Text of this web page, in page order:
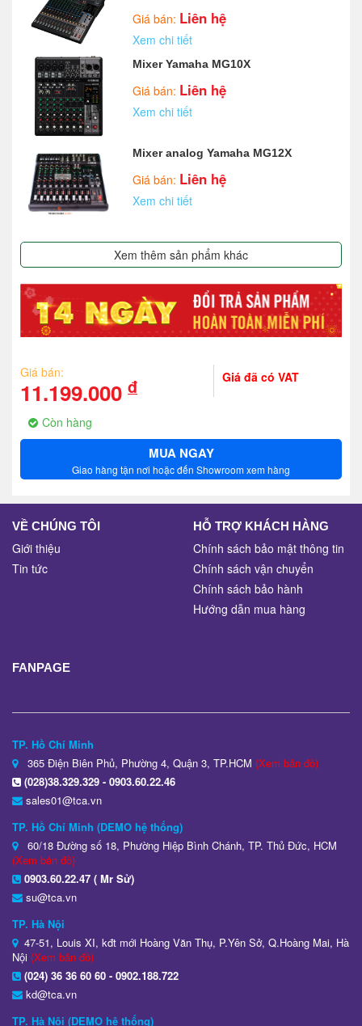
Giá bán: Liên hệ
Xem chi tiết
Mixer Yamaha MG10X
Giá bán: Liên hệ
Xem chi tiết
Mixer analog Yamaha MG12X
Giá bán: Liên hệ
Xem chi tiết
Xem thêm sản phẩm khác
Giá bán:
11.199.000 đ Giá đã có VAT
Còn hàng
MUA NGAY
Giao hàng tận nơi hoặc đến Showroom xem hàng
VỀ CHÚNG TÔI
Giới thiệu
Tin tức
HỖ TRỢ KHÁCH HÀNG
Chính sách bảo mật thông tin
Chính sách vận chuyển
Chính sách bảo hành
Hướng dẫn mua hàng
FANPAGE
TP. Hồ Chí Minh
365 Điện Biên Phủ, Phường 4, Quận 3, TP.HCM (Xem bản đồ)
(028)38.329.329 - 0903.60.22.46
sales01@tca.vn
TP. Hồ Chí Minh (DEMO hệ thống)
60/18 Đường số 18, Phường Hiệp Bình Chánh, TP. Thủ Đức, HCM
(Xem bản đồ)
0903.60.22.47 ( Mr Sử)
su@tca.vn
TP. Hà Nội
47-51, Louis XI, kđt mới Hoàng Văn Thụ, P.Yên Sở, Q.Hoàng Mai, Hà
Nội (Xem bản đồ)
(024) 36 36 60 60 - 0902.188.722
kd@tca.vn
TP. Hà Nội (DEMO hệ thống)